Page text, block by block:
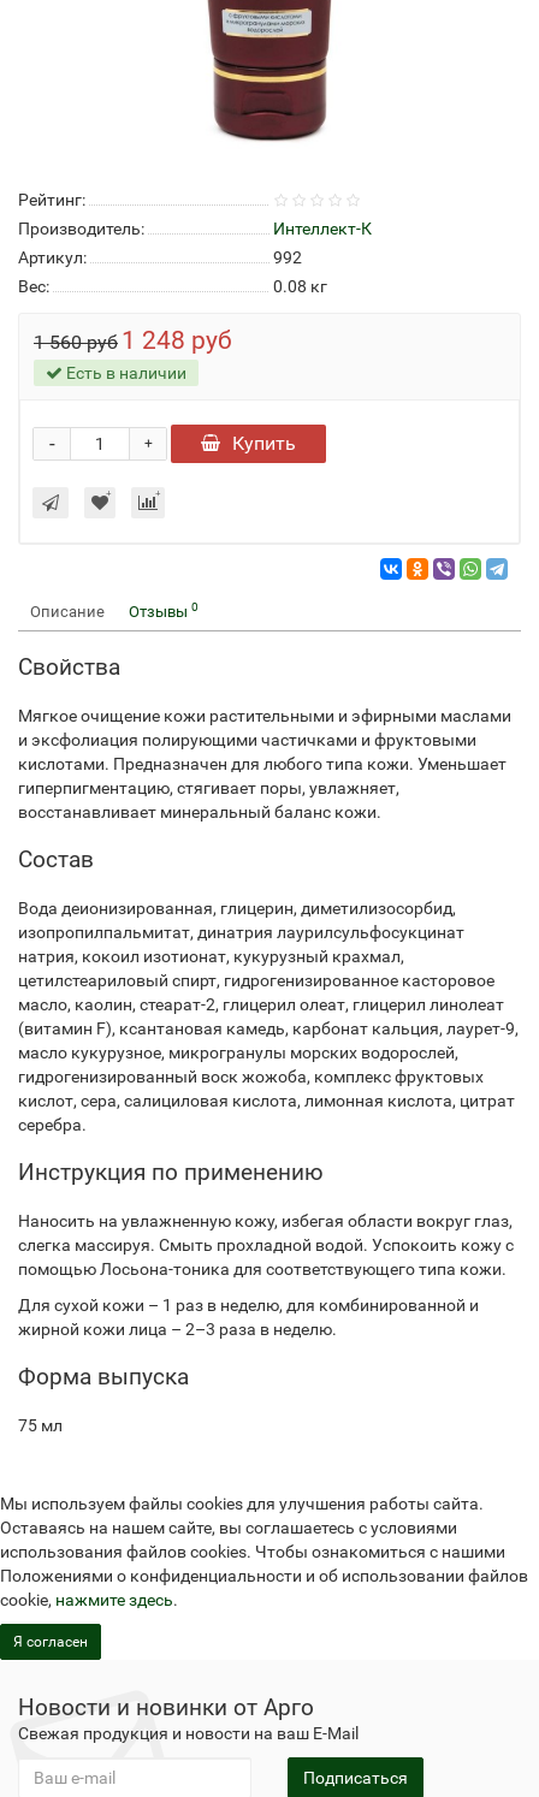
Рейтинг:
Производитель:
Интеллект-К
Артикул:
992
Вес:
0.08 кг
1 560 руб 1 248 руб
Есть в наличии
+
- Купить
Описание Отзывы 0
Свойства
Мягкое очищение кожи растительными и эфирными маслами
и эксфолиация полирующими частичками и фруктовыми
кислотами. Предназначен для любого типа кожи. Уменьшает
гиперпигментацию, стягивает поры, увлажняет,
восстанавливает минеральный баланс кожи.
Состав
Вода деионизированная, глицерин, диметилизосорбид,
изопропилпальмитат, динатрия лаурилсульфосукцинат
натрия, кокоил изотионат, кукурузный крахмал,
цетилстеариловый спирт, гидрогенизированное касторовое
масло, каолин, стеарат-2, глицерил олеат, глицерил линолеат
(витамин F), ксантановая камедь, карбонат кальция, лаурет-9,
масло кукурузное, микрогранулы морских водорослей,
гидрогенизированный воск жожоба, комплекс фруктовых
кислот, сера, салициловая кислота, лимонная кислота, цитрат
серебра.
Инструкция по применению
Наносить на увлажненную кожу, избегая области вокруг глаз,
слегка массируя. Смыть прохладной водой. Успокоить кожу с
помощью Лосьона-тоника для соответствующего типа кожи.
Для сухой кожи – 1 раз в неделю, для комбинированной и
жирной кожи лица – 2–3 раза в неделю.
Форма выпуска
75 мл
Мы используем файлы cookies для улучшения работы сайта.
Оставаясь на нашем сайте, вы соглашаетесь с условиями
использования файлов cookies. Чтобы ознакомиться с нашими
Положениями о конфиденциальности и об использовании файлов
cookie, нажмите здесь.
Я согласен
Новости и новинки от Арго
Свежая продукция и новости на ваш E-Mail
Подписаться